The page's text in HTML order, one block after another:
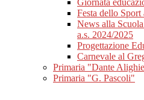
Giornata
Festa dello Sport
News alla
a.s. 2024/2025
Progettazione
Carnevale al
Primaria "Dante
Primaria "G. Pascoli"